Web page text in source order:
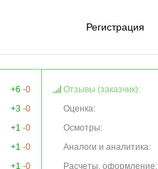
Регистрация
+6 -0
+3 -0
+1 -0
+1 -0
+1 -0
Отзывы (заказчик):
Оценка:
Осмотры:
Аналоги и аналитика:
Расчеты, оформление: